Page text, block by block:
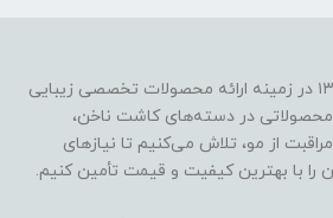
فروشگاه جوکار از سال ۱۳۸۲ در زمینه ارائه محصولات تخصصی زیبایی
محصولاتی در دسته‌های کاشت ناخن،
از مو، تلاش می‌کنیم تا نیازهای
با بهترین کیفیت و قیمت تأمین کنیم.